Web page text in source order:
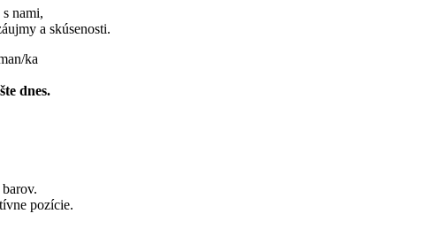
nami,
a skúsenosti.
ka
dnes.
pozície.